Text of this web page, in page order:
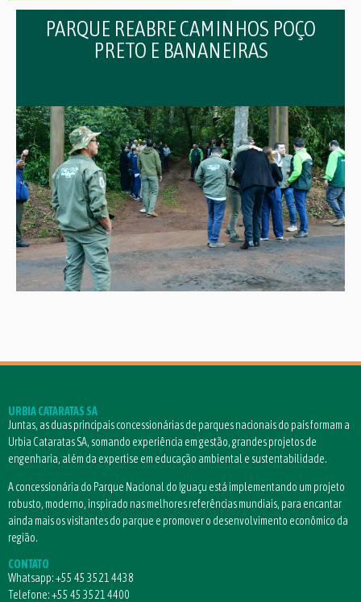
PARQUE REABRE CAMINHOS POÇO
PRETO E BANANEIRAS
URBIA CATARATAS SA
Juntas, as duas principais concessionárias de parques nacionais do país formam a
Urbia Cataratas SA, somando experiência em gestão, grandes projetos de
engenharia, além da expertise em educação ambiental e sustentabilidade.
A concessionária do Parque Nacional do Iguaçu está implementando um projeto
robusto, moderno, inspirado nas melhores referências mundiais, para encantar
ainda mais os visitantes do parque e promover o desenvolvimento econômico da
região.
CONTATO
Whatsapp:+55 45 3521 4438
Telefone:+55 45 3521 4400